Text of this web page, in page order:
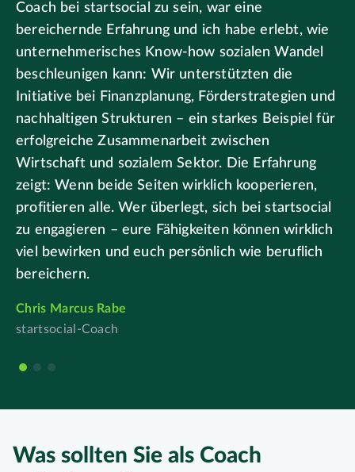
Coach bei startsocial zu sein, war eine
bereichernde Erfahrung und ich habe erlebt, wie
unternehmerisches Know-how sozialen Wandel
beschleunigen kann: Wir unterstützten die
Initiative bei Finanzplanung, Förderstrategien und
nachhaltigen Strukturen – ein starkes Beispiel für
erfolgreiche Zusammenarbeit zwischen
Wirtschaft und sozialem Sektor. Die Erfahrung
zeigt: Wenn beide Seiten wirklich kooperieren,
profitieren alle. Wer überlegt, sich bei startsocial
zu engagieren – eure Fähigkeiten können wirklich
viel bewirken und euch persönlich wie beruflich
bereichern.
Chris Marcus Rabe
startsocial-Coach
Was sollten Sie als Coach